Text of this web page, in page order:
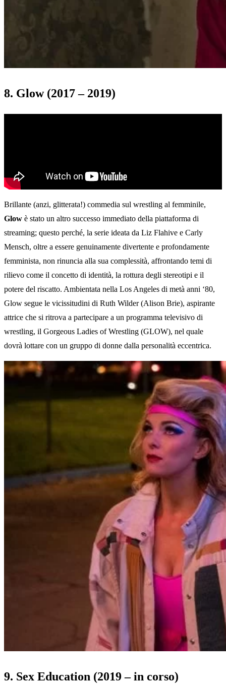
8. Glow (2017 – 2019)
Brillante (anzi, glitterata!) commedia sul wrestling al femminile,
Glow è stato un altro successo immediato della piattaforma di
streaming; questo perché, la serie ideata da Liz Flahive e Carly
Mensch, oltre a essere genuinamente divertente e profondamente
femminista, non rinuncia alla sua complessità, affrontando temi di
rilievo come il concetto di identità, la rottura degli stereotipi e il
potere del riscatto. Ambientata nella Los Angeles di metà anni ‘80,
Glow segue le vicissitudini di Ruth Wilder (Alison Brie), aspirante
attrice che si ritrova a partecipare a un programma televisivo di
wrestling, il Gorgeous Ladies of Wrestling (GLOW), nel quale
dovrà lottare con un gruppo di donne dalla personalità eccentrica.
9. Sex Education (2019 – in corso)